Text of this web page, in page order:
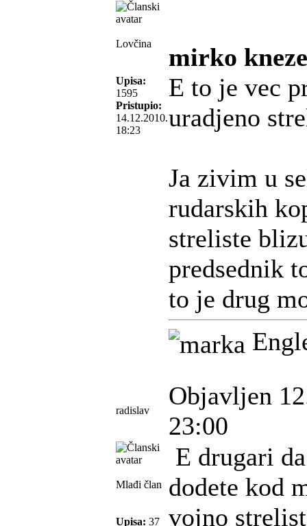
Lovčina
Upisa:
1595
Pristupio:
14.12.2010.
18:23
mirko
E to je vec
uradjeno
Ja zivim u
rudarskih
streliste
predsednik
to je drug
radislav
Objavljen
23:00
Mlađi član
Upisa: 37
E drugari
dodete kod
vojno